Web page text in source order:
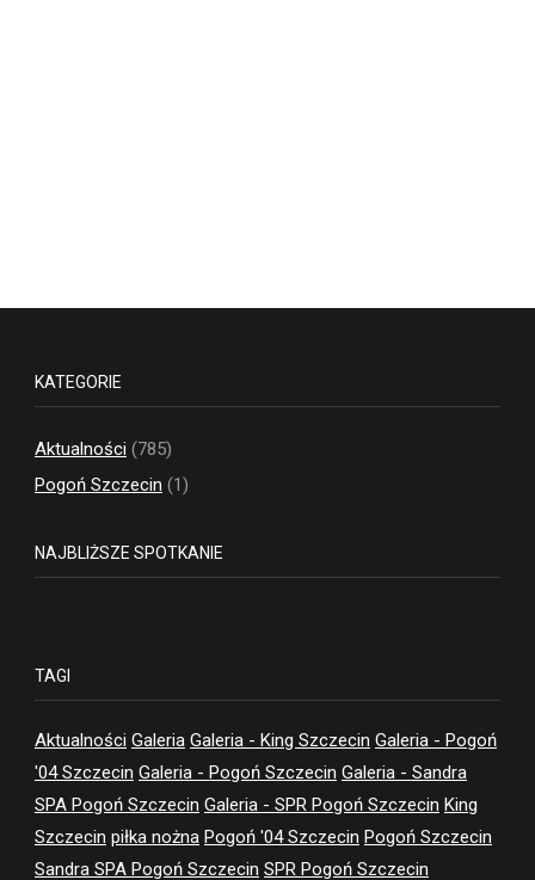
KATEGORIE
Aktualności (785)
Pogoń Szczecin (1)
NAJBLIŻSZE SPOTKANIE
TAGI
Aktualności Galeria Galeria - King Szczecin Galeria - Pogoń
'04 Szczecin Galeria - Pogoń Szczecin Galeria - Sandra
SPA Pogoń Szczecin Galeria - SPR Pogoń Szczecin King
Szczecin piłka nożna Pogoń '04 Szczecin Pogoń Szczecin
Sandra SPA Pogoń Szczecin SPR Pogoń Szczecin